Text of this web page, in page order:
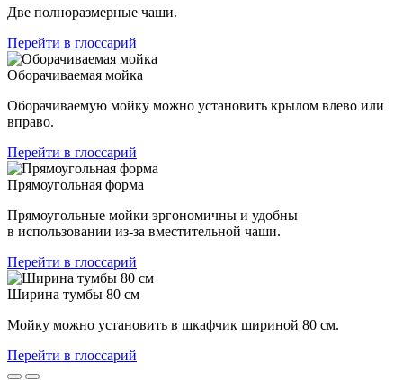
Две полноразмерные чаши.
Перейти в глоссарий
Оборачиваемая мойка
Оборачиваемую мойку можно установить крылом влево или
вправо.
Перейти в глоссарий
Прямоугольная форма
Прямоугольные мойки эргономичны и удобны
в использовании из-за вместительной чаши.
Перейти в глоссарий
Ширина тумбы 80 см
Мойку можно установить в шкафчик шириной 80 см.
Перейти в глоссарий